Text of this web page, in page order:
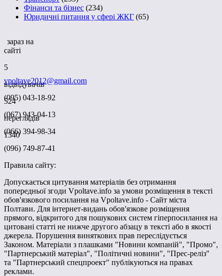
Фінанси та бізнес (234)
Юридичні питання у сфері ЖКГ (65)
зараз на
сайті
5
відвідувачів
524
переглядів
1340
vpoltave2012@gmail.com
(095) 043-18-92
(067) 943-04-13
(066) 394-98-34
(096) 749-87-41
Правила сайту:
Допускається цитування матеріалів без отримання
попередньої згоди Vpoltave.info за умови розміщення в тексті
обов'язкового посилання на Vpoltave.info - Сайт міста
Полтави. Для інтернет-видань обов'язкове розміщення
прямого, відкритого для пошукових систем гіперпосилання на
цитовані статті не нижче другого абзацу в тексті або в якості
джерела. Порушення виняткових прав переслідується
Законом. Матеріали з плашками "Новини компаній", "Промо",
"Партнерський матеріал", "Політичні новини", "Прес-реліз"
та "Партнерський спецпроект" публікуються на правах
реклами.